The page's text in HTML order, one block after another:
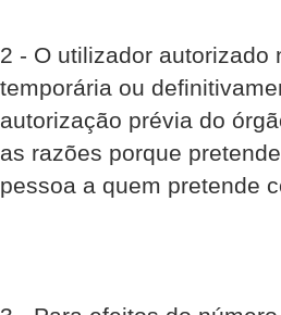
2 - O utilizador autorizado
temporária ou
autorização prévia do
as razões porque
pessoa a quem pretende